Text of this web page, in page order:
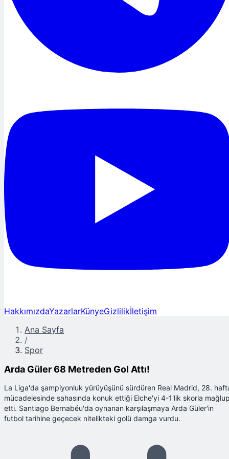
HakkımızdaYazarlarKünyeGizlilikİletişim
Ana Sayfa
/
Spor
Arda Güler 68 Metreden Gol Attı!
La Liga'da şampiyonluk yürüyüşünü sürdüren Real Madrid, 28.
mücadelesinde sahasında konuk ettiği Elche'yi 4-1'lik skorla
etti. Santiago Bernabéu'da oynanan karşılaşmaya Arda Güler'in
futbol tarihine geçecek nitelikteki golü damga vurdu.